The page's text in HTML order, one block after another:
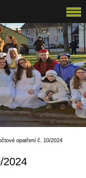
opatření č. 10/2024
2024